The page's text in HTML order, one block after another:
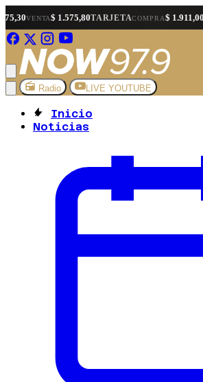
$ 1.575,80TARJETACOMPRA$ 1.911,00VENTA$
Radio LIVE YOUTUBE
Inicio
Noticias